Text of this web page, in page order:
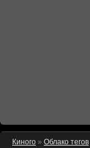
Киного » Облако тегов